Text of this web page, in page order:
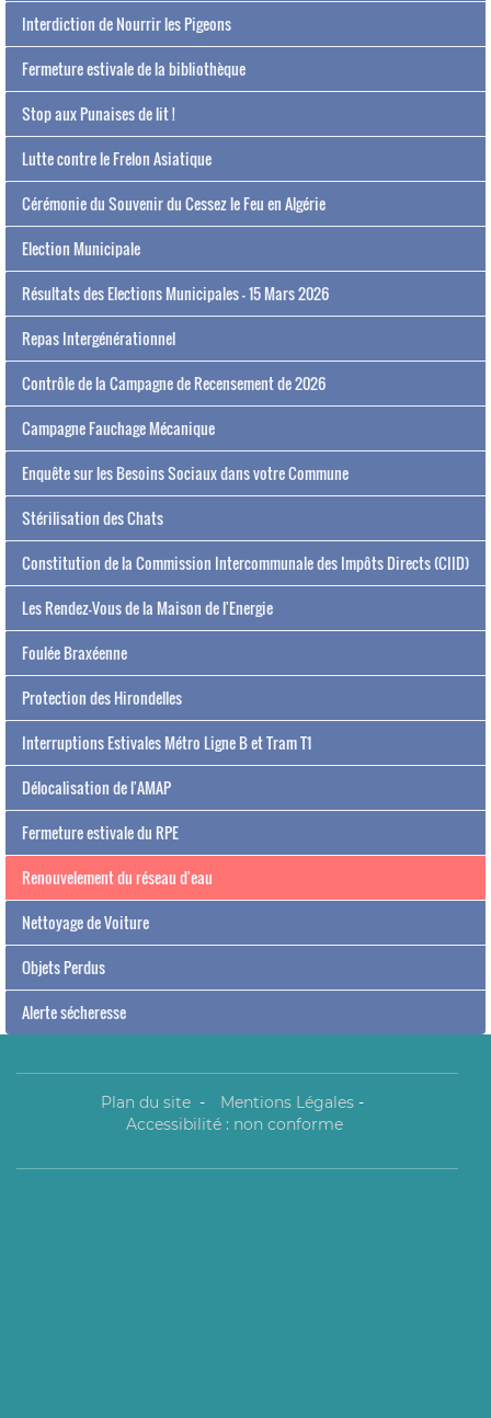
Interdiction de Nourrir les Pigeons
Fermeture estivale de la bibliothèque
Stop aux Punaises de lit !
Lutte contre le Frelon Asiatique
Cérémonie du Souvenir du Cessez le Feu en Algérie
Election Municipale
Résultats des Elections Municipales - 15 Mars 2026
Repas Intergénérationnel
Contrôle de la Campagne de Recensement de 2026
Campagne Fauchage Mécanique
Enquête sur les Besoins Sociaux dans votre Commune
Stérilisation des Chats
Constitution de la Commission Intercommunale des Impôts Directs (CIID)
Les Rendez-Vous de la Maison de l'Energie
Foulée Braxéenne
Protection des Hirondelles
Interruptions Estivales Métro Ligne B et Tram T1
Délocalisation de l'AMAP
Fermeture estivale du RPE
Renouvelement du réseau d'eau
Nettoyage de Voiture
Objets Perdus
Alerte sécheresse
Plan du site - Mentions Légales -
Accessibilité : non conforme